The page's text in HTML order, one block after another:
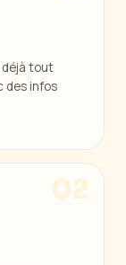
déjà tout
des infos
02